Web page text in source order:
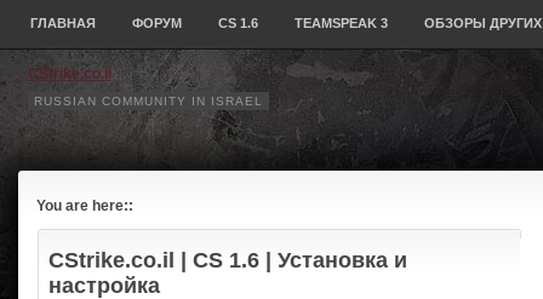
CStrike.co.il
RUSSIAN COMMUNITY IN ISRAEL
ГЛАВНАЯ ФОРУМ CS 1.6 TEAMSPEAK 3 ОБЗОРЫ ДРУГИХ
You are here::
CStrike.co.il
| CS 1.6 | Установка и
настройка